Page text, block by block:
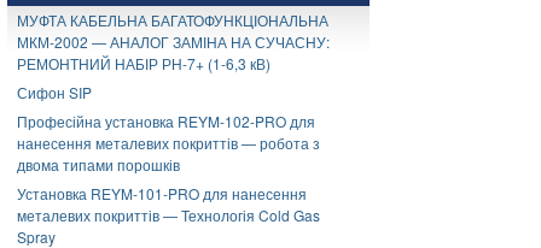
МУФТА КАБЕЛЬНА БАГАТОФУНКЦІОНАЛЬНА
МКМ-2002 — АНАЛОГ ЗАМІНА НА СУЧАСНУ:
РЕМОНТНИЙ НАБІР РН-7+ (1-6,3 кВ)
Сифон SIP
Професійна установка REYM-102-PRO для
нанесення металевих покриттів — робота з
двома типами порошків
Установка REYM-101-PRO для нанесення
металевих покриттів — Технологія Cold Gas
Spray